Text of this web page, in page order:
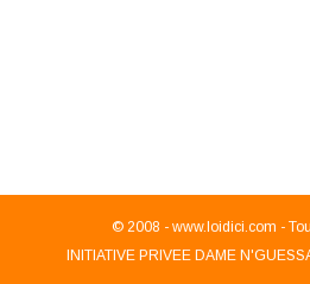
© 2008 - www.loidici.com -
INITIATIVE PRIVEE DAME